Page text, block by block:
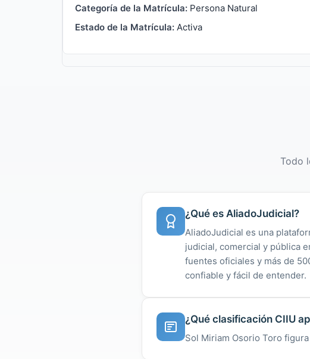
Categoría de la Matrícula: Persona Natural
Estado de la Matrícula: Activa
Todo
¿Qué es AliadoJudicial?
AliadoJudicial es una
judicial, comercial y pública
fuentes oficiales y más de
confiable y fácil de entender.
¿Qué clasificación CIIU
Sol Miriam Osorio Toro